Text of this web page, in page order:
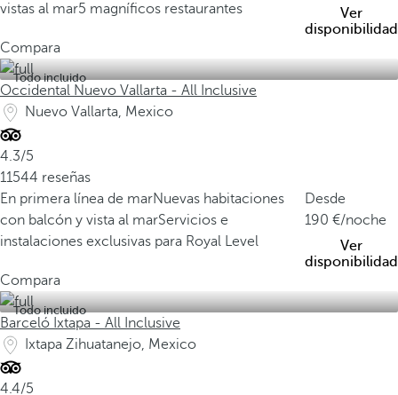
vistas al mar5 magníficos restaurantes
Ver
disponibilidad
Compara
Todo incluido
Occidental Nuevo Vallarta - All Inclusive
Nuevo Vallarta, Mexico
4.3/5
11544 reseñas
En primera línea de marNuevas habitaciones
con balcón y vista al marServicios e
instalaciones exclusivas para Royal Level
Desde
190
/noche
Ver
disponibilidad
Compara
Todo incluido
Barceló Ixtapa - All Inclusive
Ixtapa Zihuatanejo, Mexico
4.4/5